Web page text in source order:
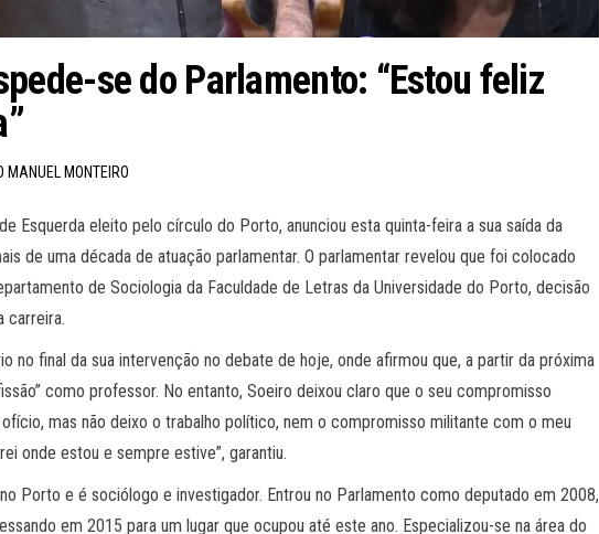
se do Parlamento: “Estou feliz
MANUEL MONTEIRO
Esquerda eleito pelo círculo do Porto, anunciou esta quinta-feira a sua saída da
de uma década de atuação parlamentar. O parlamentar revelou que foi colocado
de Sociologia da Faculdade de Letras da Universidade do Porto, decisão
carreira.
no final da sua intervenção no debate de hoje, onde afirmou que, a partir da próxima
como professor. No entanto, Soeiro deixou claro que o seu compromisso
mas não deixo o trabalho político, nem o compromisso militante com o meu
onde estou e sempre estive”, garantiu.
Porto e é sociólogo e investigador. Entrou no Parlamento como deputado em 2008,
em 2015 para um lugar que ocupou até este ano. Especializou-se na área do